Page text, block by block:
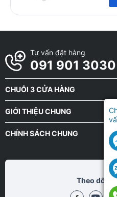
Tư vấn đặt hàng
091 901 3030
CHUỖI 3 CỬA HÀNG
GIỚI THIỆU CHUNG
CHÍNH SÁCH CHUNG
Theo dõi